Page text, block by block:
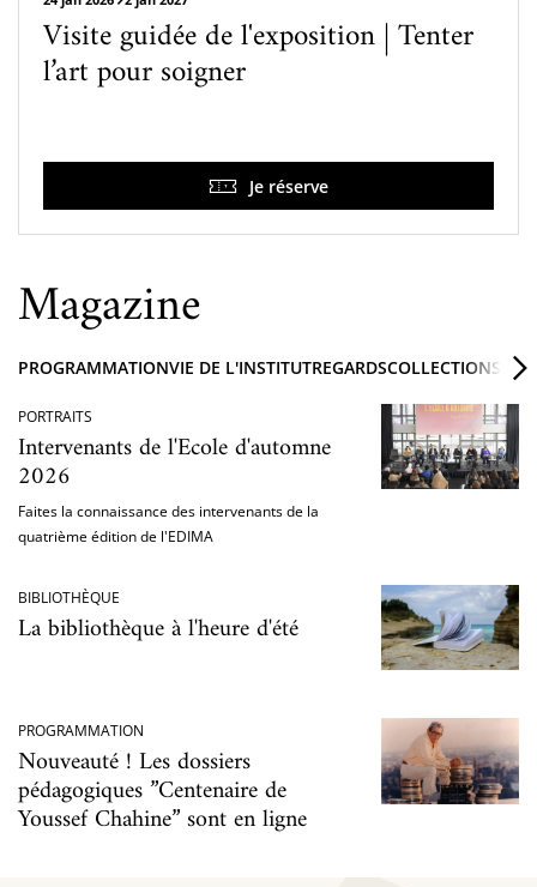
Visite guidée de l'exposition | Tenter
l’art pour soigner
Je réserve
Magazine
PROGRAMMATIONVIE DE L'INSTITUTREGARDSCOLLECTIONS ET
PORTRAITS
Intervenants de l'Ecole d'automne
2026
Faites la connaissance des intervenants de la
quatrième édition de l'EDIMA
BIBLIOTHÈQUE
La bibliothèque à l'heure d'été
PROGRAMMATION
Nouveauté ! Les dossiers
pédagogiques ”Centenaire de
Youssef Chahine” sont en ligne